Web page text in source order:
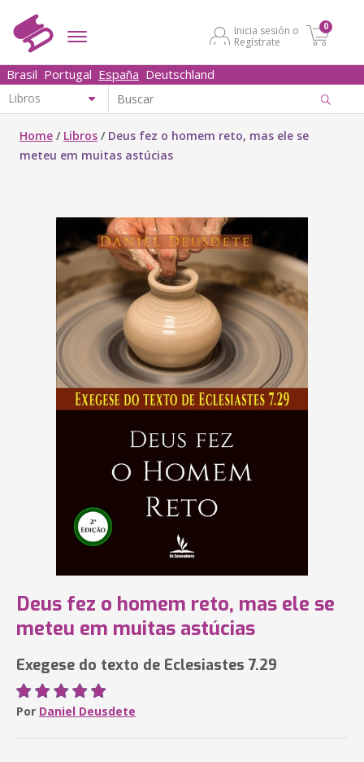
Inicia sesión o
Regístrate
0
Brasil Portugal España Deutschland
Home / Libros / Deus fez o homem reto, mas ele se
meteu em muitas astúcias
Deus fez o homem reto, mas ele se
meteu em muitas astúcias
Exegese do texto de Eclesiastes 7.29
Por Daniel Deusdete